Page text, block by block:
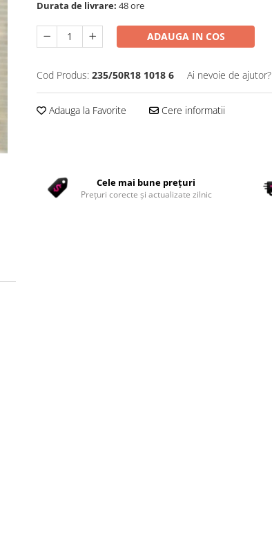
Durata de livrare: 48 ore
ADAUGA IN COS
Cod Produs: 235/50R18 1018 6 Ai nevoie de ajutor?
Adauga la Favorite Cere informatii
Cele mai bune prețuri
Prețuri corecte și actualizate zilnic